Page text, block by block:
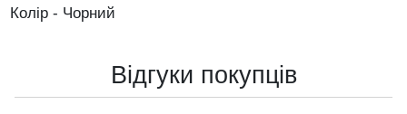
Колір - Чорний
Відгуки покупців